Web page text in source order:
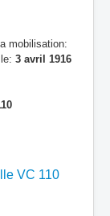
mobilisation:
3 avril 1916
VC 110